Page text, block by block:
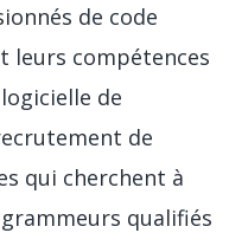
de code
compétences
de
de
qui cherchent à
qualifiés